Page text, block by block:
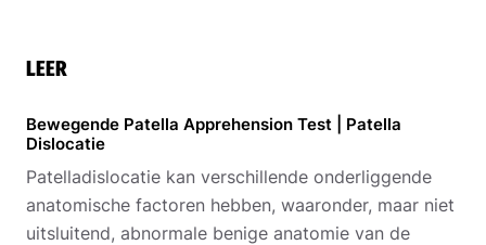
LEER
Bewegende Patella Apprehension Test | Patella
Dislocatie
Patelladislocatie kan verschillende onderliggende
anatomische factoren hebben, waaronder, maar niet
uitsluitend, abnormale benige anatomie van de